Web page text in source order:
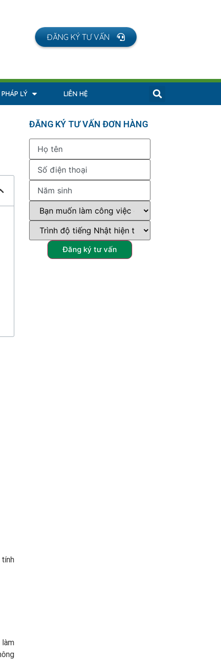
ĐĂNG KÝ TƯ VẤN
LÝ LIÊN HỆ
tính
ĐĂNG KÝ TƯ VẤN ĐƠN HÀNG